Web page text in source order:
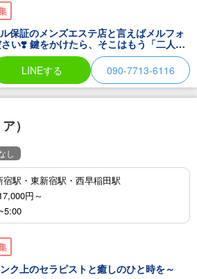
保証のメンズエステ店と言えばメルフォ
う「二人だ
なたと私だけの秘密
屋で、衣擦れの音とオイルの香りだけ…
ひらが、 あなたの身体をゆっくり、じっ
すか？
LINEする 090-7713-6116
）
し
宿駅・東新宿駅・西早稲田駅
円～
ク上のセラピストと癒しのひと時を～